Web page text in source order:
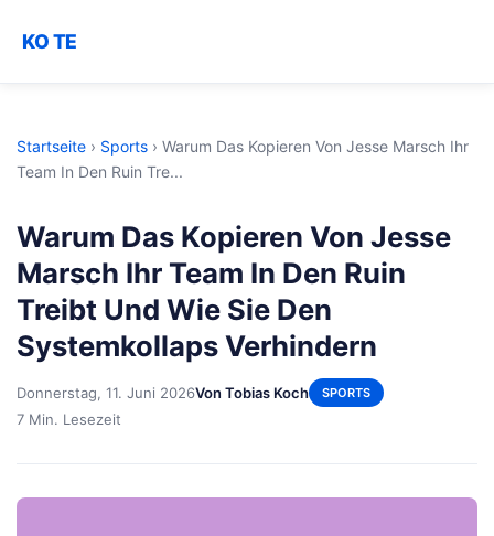
KO TE
Startseite › Sports › Warum Das Kopieren Von Jesse Marsch Ihr
Team In Den Ruin Tre...
Warum Das Kopieren Von Jesse
Marsch Ihr Team In Den Ruin
Treibt Und Wie Sie Den
Systemkollaps Verhindern
Donnerstag, 11. Juni 2026Von Tobias Koch SPORTS
7 Min. Lesezeit